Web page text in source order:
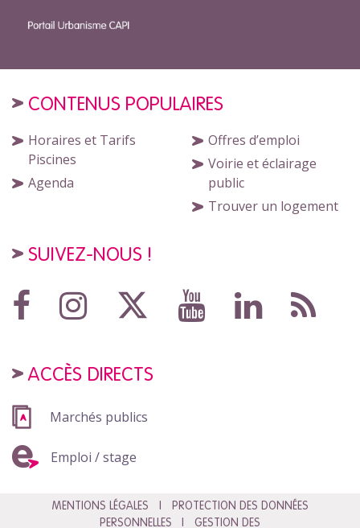
CONTENUS POPULAIRES
Horaires et Tarifs
Piscines
Agenda
Offres d’emploi
Voirie et éclairage
public
Trouver un logement
SUIVEZ-NOUS !
ACCÈS DIRECTS
Marchés publics
Emploi / stage
MENTIONS LÉGALES
PROTECTION DES DONNÉES
PERSONNELLES
GESTION DES